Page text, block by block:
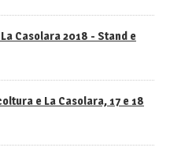
Casolara 2018 - Stand e
e La Casolara, 17 e 18